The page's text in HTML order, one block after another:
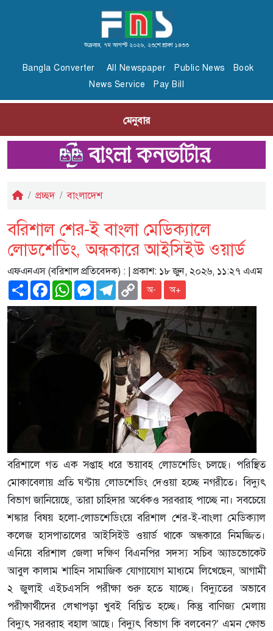
শুক্রবার, ৭ম আগস্ট ২০২৬, ২৩শে শ্রাবণ ১৪৩৩
Bangla Converter All Newspaper Public News
Book
News Service
Pay Bill
মেনুবার
প্রচ্ছদ বাংলাদেশ
বরিশাল শের-ই বাংলা মেডিক্যালে
লোডশেডিং, অন্ধকারে আইসিইউ ওয়ার্ড
এফএনএস (বরিশাল প্রতিবেদক) : | প্রকাশ: ১৮ জুন, ২০২৬, ১১:২৭ এএম
ShareFacebookWhatsAppMessenger
Telegram
Copy
Link
অ- অ+
বরিশালে গত এক সপ্তাহ ধরে ভয়াবহ লোডশেডিং চলছে। পরিস্থিত
মোকাবেলায় প্রতি ঘণ্টায় লোডশেডিং দেওয়া হচ্ছে নগরীতে। বিদ্যুৎ
বিভাগ জানিয়েছে, তারা চাহিদার অর্ধেকও সরবরাহ পাচ্ছে না। সবচেয়ে
শঙ্কার বিষয় হলো-লোডশেডিংয়ে বরিশাল শের-ই-বাংলা মেডিক্যাল
কলেজ হাসপাতালের আইসিইউ ওয়ার্ড থাকে অন্ধকারে নিমজ্জিত।
এনিয়ে বরিশাল জেলা দক্ষিণ বিএনপির সদস্য সচিব অ্যাডভোকেট
আবুল কালাম শাহিন সামাজিক যোগাযোগ মাধ্যমে লিখেছেন, আগামী
২ জুলাই এইচএসসি পরীক্ষা শুরু হতে যাচ্ছে। বিদ্যুতের অভাবে
পরীক্ষার্থীদের লেখাপড়া খুবই বিঘ্নিত হচ্ছে। কিন্তু বাণিজ্য মেলায়
বিদ্যুৎ সরবরাহ বহাল আছে। বিদ্যুৎ বিভাগ কি বলবেন?’ এমন ক্ষোভ